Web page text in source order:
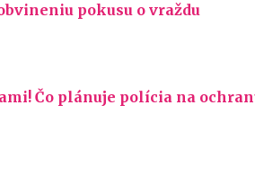
pokusu o vraždu
Čo plánuje polícia na